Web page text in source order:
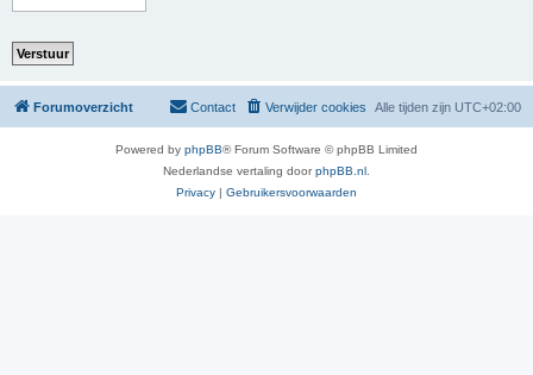
Forumoverzicht Alle tijden zijn UTC+02:00
Verwijder cookies
Contact
Powered by phpBB® Forum Software © phpBB Limited
Nederlandse vertaling doorphpBB.nl
Privacy | Gebruikersvoorwaarden